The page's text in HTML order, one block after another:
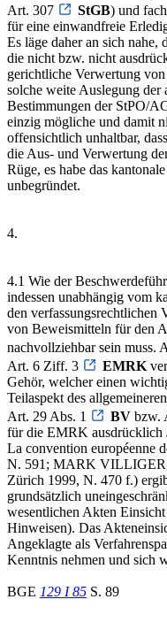
Art. 307
StGB) und
für eine einwandfreie
Es läge daher an sich nahe,
die nicht bzw. nicht
gerichtliche Verwertung
solche weite Auslegung der
Bestimmungen der StPO/
einzig mögliche und damit
offensichtlich unhaltbar,
die Aus- und Verwertung
Rüge, es habe das
unbegründet.
4.
4.1 Wie der
indessen unabhängig vom
den verfassungsrechtlichen
von Beweismitteln für den
nachvollziehbar sein muss.
Art. 6 Ziff. 3
EMRK
Gehör, welcher einen
Teilaspekt des
Art. 29 Abs. 1
BV bzw.
für die EMRK
La convention européenne
N. 591; MARK
Zürich 1999, N. 470 f.)
grundsätzlich
wesentlichen Akten
Hinweisen). Das
Angeklagte als
Kenntnis nehmen und sich
BGE 129 I 85 S. 89